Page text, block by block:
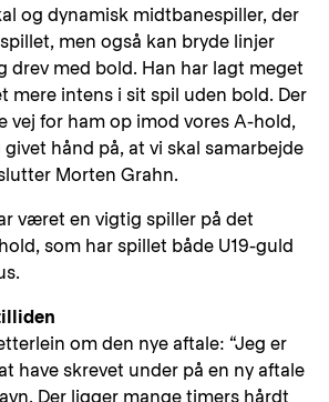
og dynamisk midtbanespiller, der
men også kan bryde linjer
drev med bold. Han har lagt meget
mere intens i sit spil uden bold. Der
vej for ham op imod vores A-hold,
hånd på, at vi skal samarbejde
Morten Grahn.
været en vigtig spiller på det
som har spillet både U19-guld
om den nye aftale: “Jeg er
have skrevet under på en ny aftale
Der ligger mange timers hårdt